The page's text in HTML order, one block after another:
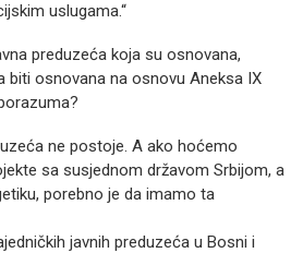
uslugama.“
preduzeća koja su osnovana,
biti osnovana na osnovu Aneksa IX
ne postoje. A ako hoćemo
sa susjednom državom Srbijom, a
porebno je da imamo ta
javnih preduzeća u Bosni i